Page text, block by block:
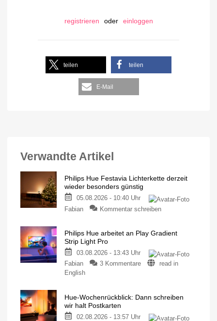
registrieren oder einloggen
teilen teilen
E-Mail
Verwandte Artikel
Philips Hue Festavia Lichterkette derzeit
wieder besonders günstig
05.08.2026 - 10:40 Uhr
Fabian
Kommentar schreiben
Philips Hue arbeitet an Play Gradient
Strip Light Pro
03.08.2026 - 13:43 Uhr
Fabian
3 Kommentare
read in
English
Hue-Wochenrückblick: Dann schreiben
wir halt Postkarten
02.08.2026 - 13:57 Uhr